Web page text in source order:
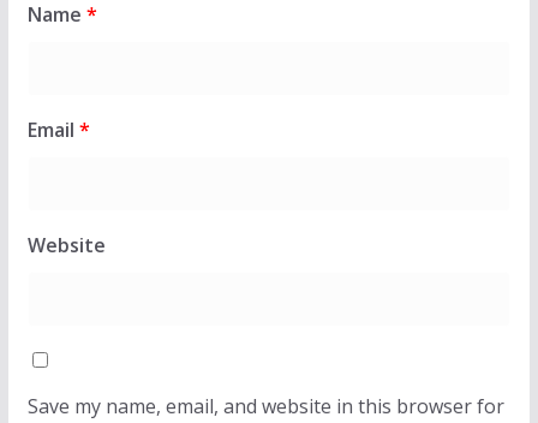
Name *
Email *
Website
Save my name, email, and website in this browser for